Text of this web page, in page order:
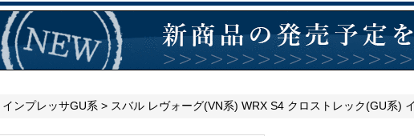
インプレッサGU系 > スバル レヴォーグ(VN系) WRX S4 クロストレック(GU系)